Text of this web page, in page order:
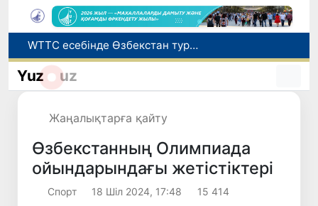
Мүмкіндігі шектеулі талапкерлерге қабылдау емтихандарында қосымша уақыт беріледі
Беларусьтен Өзбекстанға екінші тікелей жүк пойызы жөнелтілді
Yuz uz
Жаңалықтарға қайту
Өзбекстанның Олимпиада
ойындарындағы жетістіктері
Спорт 18 Шіл 2024, 17:48 15 414